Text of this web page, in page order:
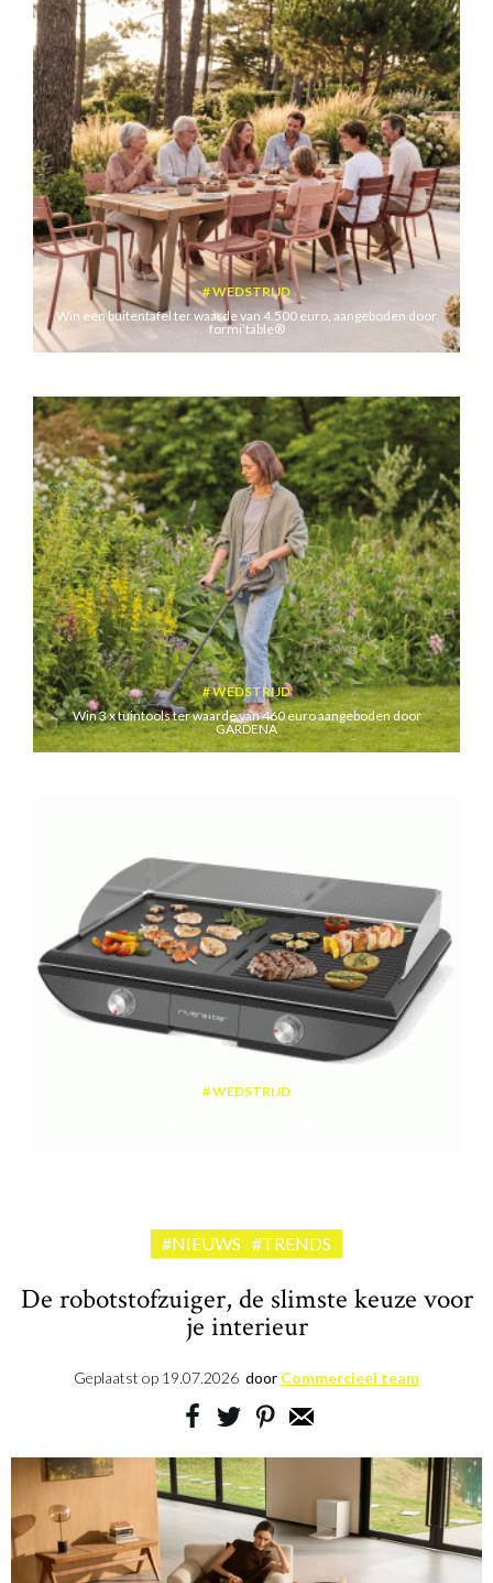
WEDSTRIJD
Win een buitentafel ter waarde van 4.500 euro, aangeboden door
formi’table®
WEDSTRIJD
Win 3 x tuintools ter waarde van 460 euro aangeboden door
GARDENA
WEDSTRIJD
#NIEUWS #TRENDS
De robotstofzuiger, de slimste keuze voor
je interieur
Geplaatst op 19.07.2026 door Commercieel team